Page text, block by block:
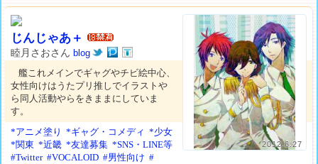
2012.6.27
じんじゃあ＋
睦月さおさんblog
艦これメインでギャグやチビ絵中心、
女性向けはうたプリ推しでイラストや
ら同人活動やらをきままにしていま
す。
*アニメ塗り
*ギャグ・コメディ *少女
*関東 *近畿 *友達募集 *SNS・LINE等
#Twitter #VOCALOID #男性向け #